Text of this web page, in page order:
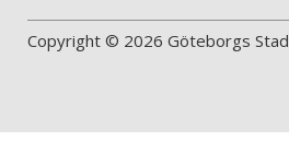
Copyright © 2026 Göteborgs Stad